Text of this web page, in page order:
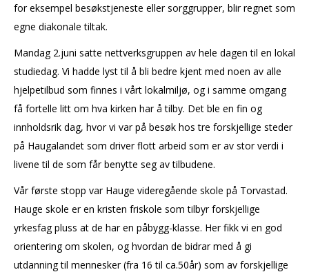
for eksempel besøkstjeneste eller sorggrupper, blir regnet som
egne diakonale tiltak.
Mandag 2.juni satte nettverksgruppen av hele dagen til en lokal
studiedag. Vi hadde lyst til å bli bedre kjent med noen av alle
hjelpetilbud som finnes i vårt lokalmiljø, og i samme omgang
få fortelle litt om hva kirken har å tilby. Det ble en fin og
innholdsrik dag, hvor vi var på besøk hos tre forskjellige steder
på Haugalandet som driver flott arbeid som er av stor verdi i
livene til de som får benytte seg av tilbudene.
Vår første stopp var Hauge videregående skole på Torvastad.
Hauge skole er en kristen friskole som tilbyr forskjellige
yrkesfag pluss at de har en påbygg-klasse. Her fikk vi en god
orientering om skolen, og hvordan de bidrar med å gi
utdanning til mennesker (fra 16 til ca.50år) som av forskjellige